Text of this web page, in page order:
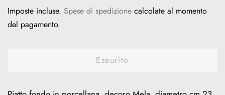
listino
Imposte incluse. Spese di spedizione calcolate al momento
del pagamento.
Esaurito